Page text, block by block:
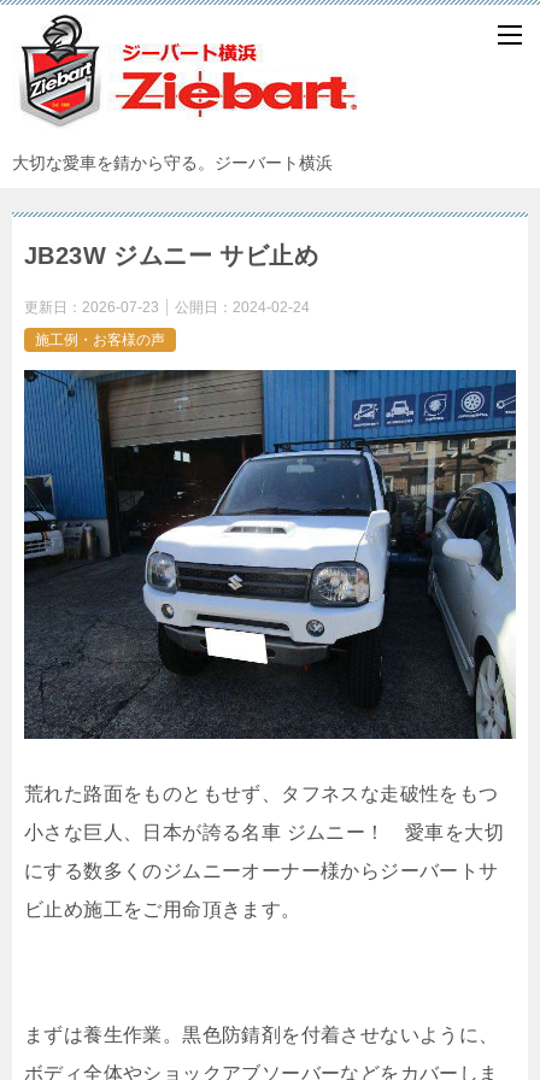
大切な愛車を錆から守る。ジーバート横浜
JB23W ジムニー サビ止め
更新日： 2026-07-23 公開日： 2024-02-24
施工例・お客様の声
荒れた路面をものともせず、タフネスな走破性をもつ
小さな巨人、日本が誇る名車 ジムニー！ 愛車を大切
にする数多くのジムニーオーナー様からジーバートサ
ビ止め施工をご用命頂きます。
まずは養生作業。黒色防錆剤を付着させないように、
ボディ全体やショックアブソーバーなどをカバーしま